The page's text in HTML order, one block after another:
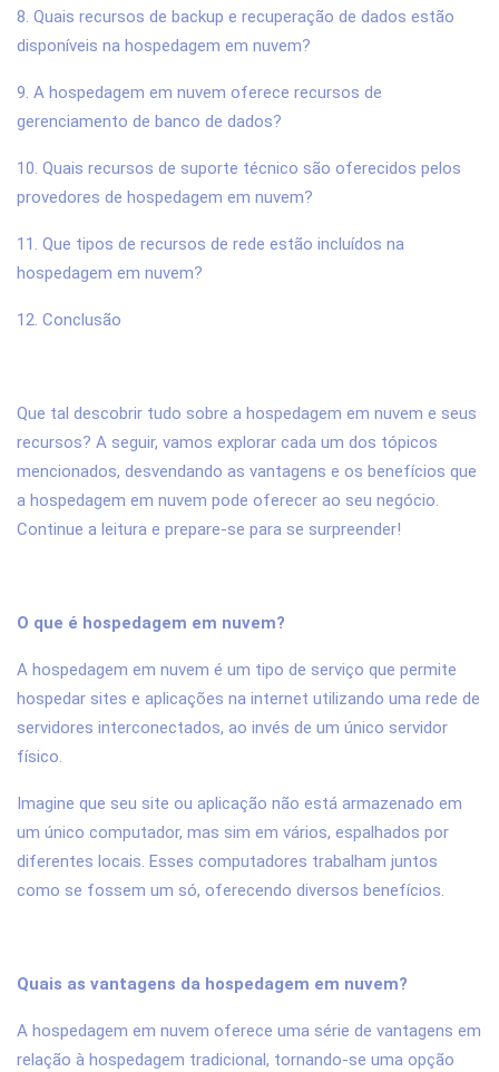
8. Quais recursos de backup e recuperação de dados estão
disponíveis na hospedagem em nuvem?
9. A hospedagem em nuvem oferece recursos de
gerenciamento de banco de dados?
10. Quais recursos de suporte técnico são oferecidos pelos
provedores de hospedagem em nuvem?
11. Que tipos de recursos de rede estão incluídos na
hospedagem em nuvem?
12. Conclusão
Que tal descobrir tudo sobre a hospedagem em nuvem e seus
recursos? A seguir, vamos explorar cada um dos tópicos
mencionados, desvendando as vantagens e os benefícios que
a hospedagem em nuvem pode oferecer ao seu negócio.
Continue a leitura e prepare-se para se surpreender!
O que é hospedagem em nuvem?
A hospedagem em nuvem é um tipo de serviço que permite
hospedar sites e aplicações na internet utilizando uma rede de
servidores interconectados, ao invés de um único servidor
físico.
Imagine que seu site ou aplicação não está armazenado em
um único computador, mas sim em vários, espalhados por
diferentes locais. Esses computadores trabalham juntos
como se fossem um só, oferecendo diversos benefícios.
Quais as vantagens da hospedagem em nuvem?
A hospedagem em nuvem oferece uma série de vantagens em
relação à hospedagem tradicional, tornando-se uma opção